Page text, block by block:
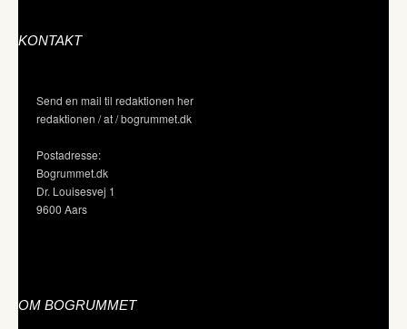
KONTAKT
Send en mail til redaktionen her
redaktionen / at / bogrummet.dk
Postadresse:
Bogrummet.dk
Dr. Louisesvej 1
9600 Aars
OM BOGRUMMET